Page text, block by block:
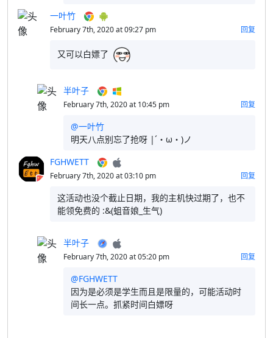
一叶竹
February 7th, 2020 at 09:27 pm 回复
又可以白嫖了
半叶子
February 7th, 2020 at 10:45 pm 回复
@一叶竹
明天八点别忘了抢呀 |´・ω・)ノ
FGHWETT
February 7th, 2020 at 03:10 pm 回复
这活动也没个截止日期，我的主机快过期了，也不
能领免费的 :&(蛆音娘_生气)
半叶子
February 7th, 2020 at 05:20 pm 回复
@FGHWETT
因为是必须是学生而且是限量的，可能活动时
间长一点。抓紧时间白嫖呀